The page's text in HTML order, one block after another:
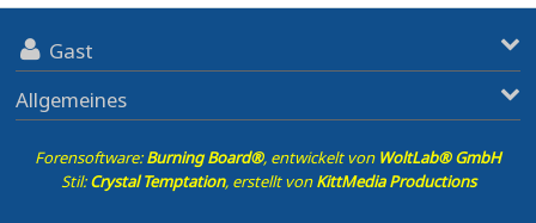
Gast
Allgemeines
Forensoftware:Burning Board®, entwickelt von WoltLab® GmbH
Stil:Crystal Temptation, erstellt vonKittMedia Productions